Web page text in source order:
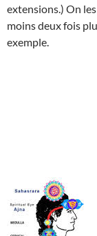
extensions.) On
moins deux fois
exemple.